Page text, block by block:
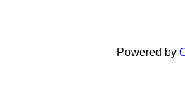
Powered by